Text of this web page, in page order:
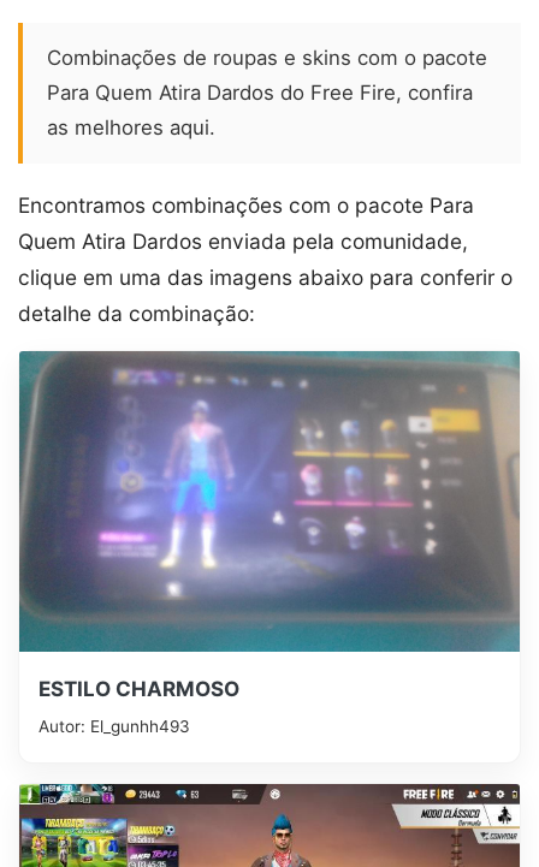
Combinações de roupas e skins com o pacote
Para Quem Atira Dardos do Free Fire, confira
as melhores aqui.
Encontramos combinações com o pacote Para
Quem Atira Dardos enviada pela comunidade,
clique em uma das imagens abaixo para conferir o
detalhe da combinação:
ESTILO CHARMOSO
Autor: El_gunhh493